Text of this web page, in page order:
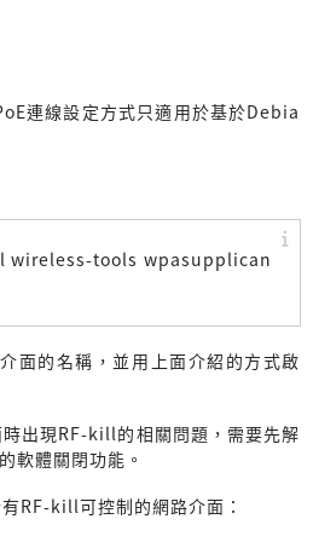
連線設定方式只適用於基於Debia
tools wpasupplican
面的名稱，並用上面介紹的方式啟
出現RF-kill的相關問題，需要先解
軟體關閉功能。
RF-kill可控制的網路介面：